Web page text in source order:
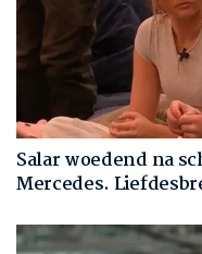
Salar woedend na
Mercedes.